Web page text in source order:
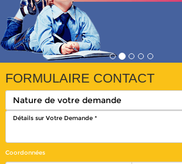
FORMULAIRE CONTACT
Nature de votre demande
Coordonnées